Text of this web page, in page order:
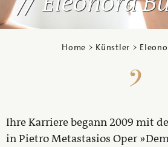
Home > Künstler >
Ihre Karriere begann 2009 mit
in Pietro Metastasios Oper